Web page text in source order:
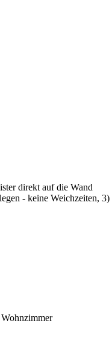
direkt auf die Wand
- keine Weichzeiten, 3)